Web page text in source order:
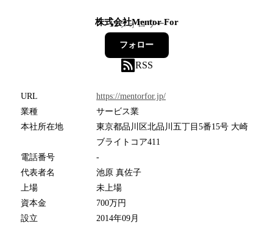
株式会社Mentor For
12フォロワー
フォロー
RSS
URL
https://mentorfor.jp/
業種
サービス業
本社所在地
東京都品川区北品川五丁目5番15号 大崎
ブライトコア411
電話番号
-
代表者名
池原 真佐子
上場
未上場
資本金
700万円
設立
2014年09月